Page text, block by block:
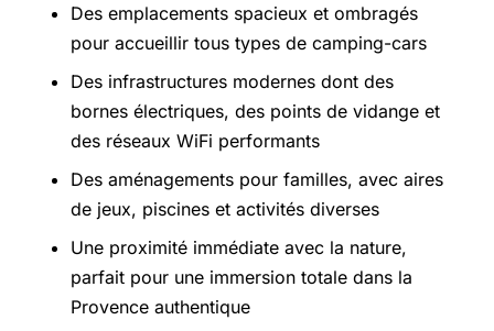
Des emplacements spacieux et ombragés
pour accueillir tous types de camping-cars
Des infrastructures modernes dont des
bornes électriques, des points de vidange et
des réseaux WiFi performants
Des aménagements pour familles, avec aires
de jeux, piscines et activités diverses
Une proximité immédiate avec la nature,
parfait pour une immersion totale dans la
Provence authentique